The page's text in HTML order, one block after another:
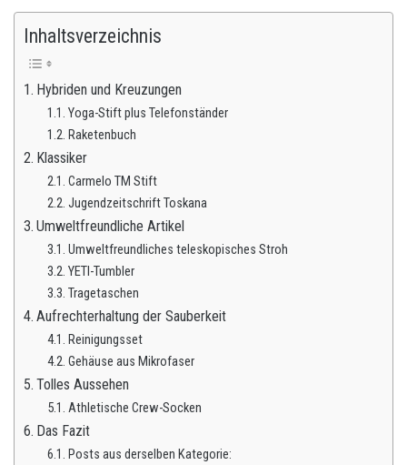
Inhaltsverzeichnis
Hybriden und Kreuzungen
Yoga-Stift plus Telefonständer
Raketenbuch
Klassiker
Carmelo TM Stift
Jugendzeitschrift Toskana
Umweltfreundliche Artikel
Umweltfreundliches teleskopisches Stroh
YETI-Tumbler
Tragetaschen
Aufrechterhaltung der Sauberkeit
Reinigungsset
Gehäuse aus Mikrofaser
Tolles Aussehen
Athletische Crew-Socken
Das Fazit
Posts aus derselben Kategorie: